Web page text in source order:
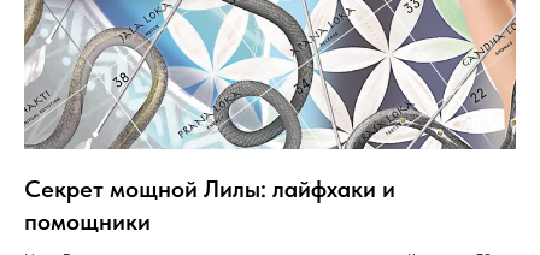
Секрет мощной Лилы: лайфхаки и
помощники